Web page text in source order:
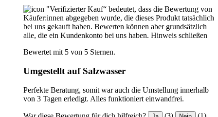
"Verifizierter Kauf“ bedeutet, dass die Bewertung von
Käufer:innen abgegeben wurde, die dieses Produkt tatsächlich
bei uns gekauft haben. Bewerten können aber grundsätzlich
alle, die ein Kundenkonto bei uns haben. Hinweis schließen
Bewertet mit 5 von 5 Sternen.
Umgestellt auf Salzwasser
Perfekte Beratung, somit war auch die Umstellung innerhalb
von 3 Tagen erledigt. Alles funktioniert einwandfrei.